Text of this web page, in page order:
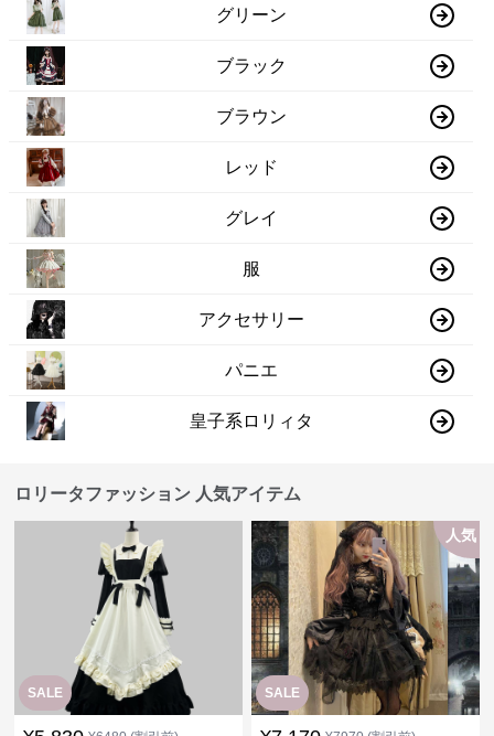
グリーン
ブラック
ブラウン
レッド
グレイ
服
アクセサリー
パニエ
皇子系ロリィタ
ロリータファッション 人気アイテム
SALE SALE
人気